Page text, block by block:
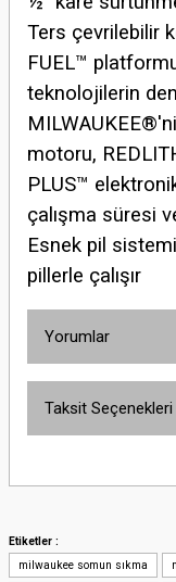
Ters çevrilebilir
FUEL™
teknolojilerin
motoru,
PLUS™
çalışma süresi
Esnek pil
pillerle çalışır
Yorumlar
Taksit Seçenekleri
Etiketler :
milwaukee somun sıkma